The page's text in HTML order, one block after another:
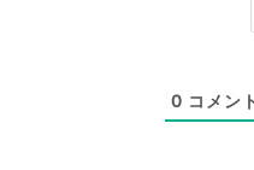
0 コメント